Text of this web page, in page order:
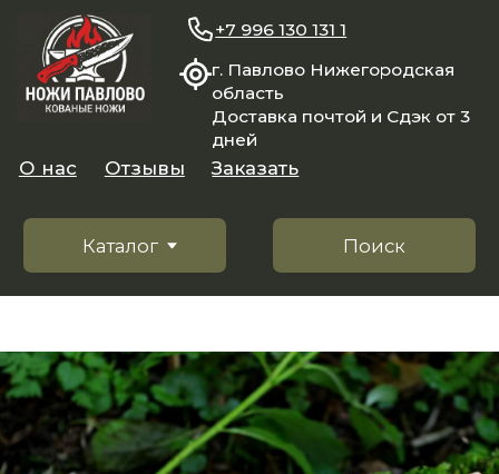
область
Доставка почтой и Сдэк от 3
Поиск
Каталог
Заказать
+7 996 130 131 1